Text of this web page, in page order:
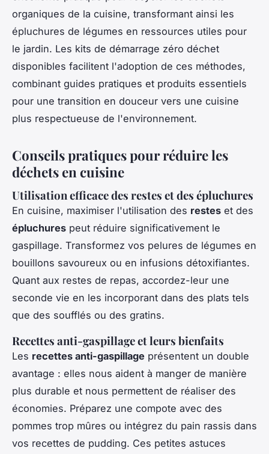
organiques de la cuisine, transformant ainsi les
épluchures de légumes en ressources utiles pour
le jardin. Les kits de démarrage zéro déchet
disponibles facilitent l'adoption de ces méthodes,
combinant guides pratiques et produits essentiels
pour une transition en douceur vers une cuisine
plus respectueuse de l'environnement.
Conseils pratiques pour réduire les
déchets en cuisine
Utilisation efficace des restes et des épluchures
En cuisine, maximiser l'utilisation des restes et des
épluchures peut réduire significativement le
gaspillage. Transformez vos pelures de légumes en
bouillons savoureux ou en infusions détoxifiantes.
Quant aux restes de repas, accordez-leur une
seconde vie en les incorporant dans des plats tels
que des soufflés ou des gratins.
Recettes anti-gaspillage et leurs bienfaits
Les recettes anti-gaspillage présentent un double
avantage : elles nous aident à manger de manière
plus durable et nous permettent de réaliser des
économies. Préparez une compote avec des
pommes trop mûres ou intégrez du pain rassis dans
vos recettes de pudding. Ces petites astuces